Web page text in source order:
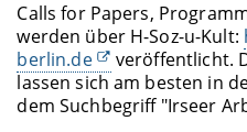
Calls for Papers,
werden über H-Soz-u-Kult:
berlin.de
veröffentlicht.
lassen sich am besten in
dem Suchbegriff "Irseer